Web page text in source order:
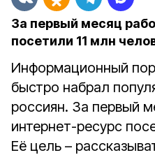
За первый месяц
посетили 11 млн
Информационный
быстро набрал
россиян. За первый
интернет-ресурс
Её цель –